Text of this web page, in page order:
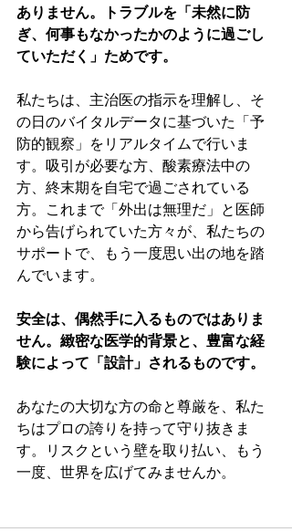
ありません。トラブルを「未然に防
ぎ、何事もなかったかのように過ごし
ていただく」ためです。
私たちは、主治医の指示を理解し、そ
の日のバイタルデータに基づいた「予
防的観察」をリアルタイムで行いま
す。吸引が必要な方、酸素療法中の
方、終末期を自宅で過ごされている
方。これまで「外出は無理だ」と医師
から告げられていた方々が、私たちの
サポートで、もう一度思い出の地を踏
んでいます。
安全は、偶然手に入るものではありま
せん。緻密な医学的背景と、豊富な経
験によって「設計」されるものです。
あなたの大切な方の命と尊厳を、私た
ちはプロの誇りを持って守り抜きま
す。リスクという壁を取り払い、もう
一度、世界を広げてみませんか。